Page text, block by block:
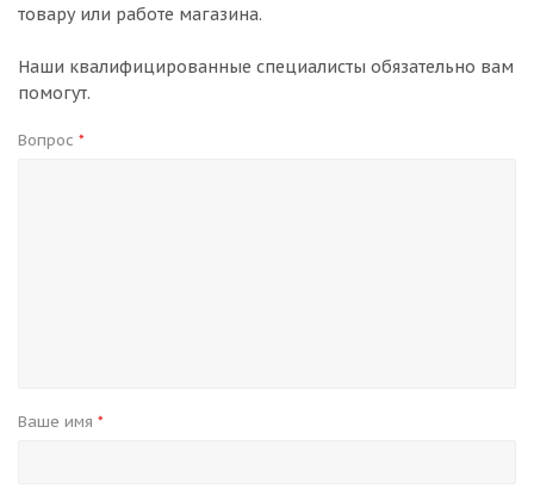
товару или работе магазина.
Наши квалифицированные специалисты обязательно вам
помогут.
Вопрос *
Ваше имя *